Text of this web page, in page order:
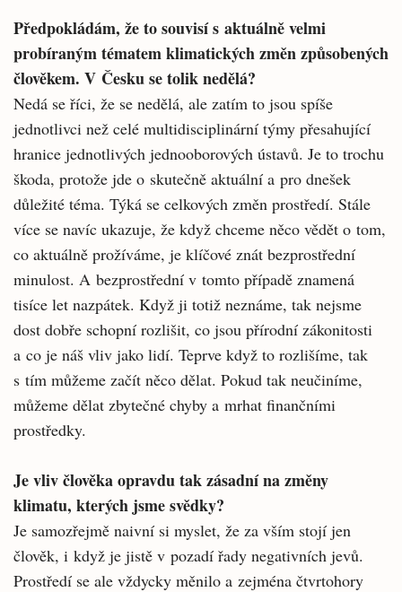
Předpokládám, že to souvisí s aktuálně velmi
probíraným tématem klimatických změn způsobených
člověkem. V Česku se tolik nedělá?
Nedá se říci, že se nedělá, ale zatím to jsou spíše
jednotlivci než celé multidisciplinární týmy přesahující
hranice jednotlivých jednooborových ústavů. Je to trochu
škoda, protože jde o skutečně aktuální a pro dnešek
důležité téma. Týká se celkových změn prostředí. Stále
více se navíc ukazuje, že když chceme něco vědět o tom,
co aktuálně prožíváme, je klíčové znát bezprostřední
minulost. A bezprostřední v tomto případě znamená
tisíce let nazpátek. Když ji totiž neznáme, tak nejsme
dost dobře schopní rozlišit, co jsou přírodní zákonitosti
a co je náš vliv jako lidí. Teprve když to rozlišíme, tak
s tím můžeme začít něco dělat. Pokud tak neučiníme,
můžeme dělat zbytečné chyby a mrhat finančními
prostředky.
Je vliv člověka opravdu tak zásadní na změny
klimatu, kterých jsme svědky?
Je samozřejmě naivní si myslet, že za vším stojí jen
člověk, i když je jistě v pozadí řady negativních jevů.
Prostředí se ale vždycky měnilo a zejména čtvrtohory